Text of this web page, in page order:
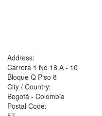
Address:
Carrera 1 No 18 A - 10
Bloque Q Piso 8
City / Country:
Bogotá - Colombia
Postal Code: